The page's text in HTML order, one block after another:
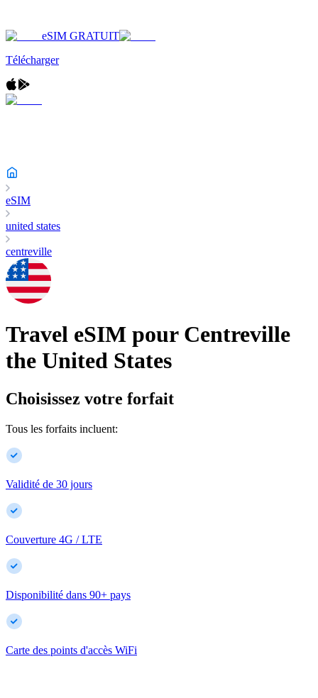
eSIM GRATUIT
Télécharger
eSIM
united states
centreville
Travel eSIM pour Centreville
the United States
Choisissez votre forfait
Tous les forfaits incluent:
Validité de 30 jours
Couverture 4G / LTE
Disponibilité dans 90+ pays
Carte des points d'accès WiFi